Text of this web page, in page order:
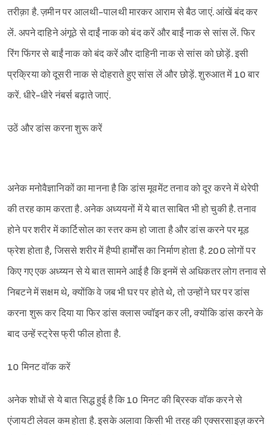
तरीक़ा है. ज़मीन पर आलथी-पालथी मारकर आराम से बैठ जाएं. आंखें बंद कर
लें. अपने दाहिने अंगूठे से दाईं नाक को बंद करें और बाईं नाक से सांस लें. फिर
रिंग फिंगर से बाईं नाक को बंद करें और दाहिनी नाक से सांस को छोड़ें. इसी
प्रक्रिया को दूसरी नाक से दोहराते हुए सांस लें और छोड़ें. शुरुआत में 10 बार
करें. धीरे-धीरे नंबर्स बढ़ाते जाएं.
उठें और डांस करना शुरू करें
अनेक मनोवैज्ञानिकों का मानना है कि डांस मूवमेंट तनाव को दूर करने में थेरेपी
की तरह काम करता है. अनेक अध्ययनों में ये बात साबित भी हो चुकी है. तनाव
होने पर शरीर में कार्टिसोल का स्तर कम हो जाता है और डांस करने पर मूड
फ्रेश होता है, जिससे शरीर में हैप्पी हार्मोंस का निर्माण होता है. 200 लोगों पर
किए गए एक अध्य्यन से ये बात सामने आई है कि इनमें से अधिकतर लोग तनाव से
निबटने में सक्षम थे, क्योंकि वे जब भी घर पर होते थे, तो उन्होंने घर पर डांस
करना शुरू कर दिया या फिर डांस क्लास ज्वॉइन कर ली, क्योंकि डांस करने के
बाद उन्हें स्ट्रेस फ्री फील होता है.
10 मिनट वॉक करें
अनेक शोधों से ये बात सिद्ध हुई है कि 10 मिनट की ब्रिस्क वॉक करने से
एंजायटी लेवल कम होता है. इसके अलावा किसी भी तरह की एक्सरसाइज़ करने